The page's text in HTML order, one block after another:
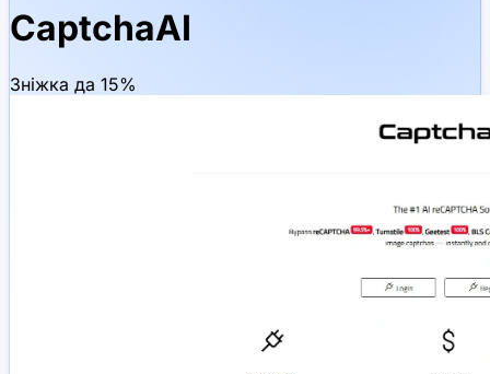
CaptchaAI
Зніжка да 15%